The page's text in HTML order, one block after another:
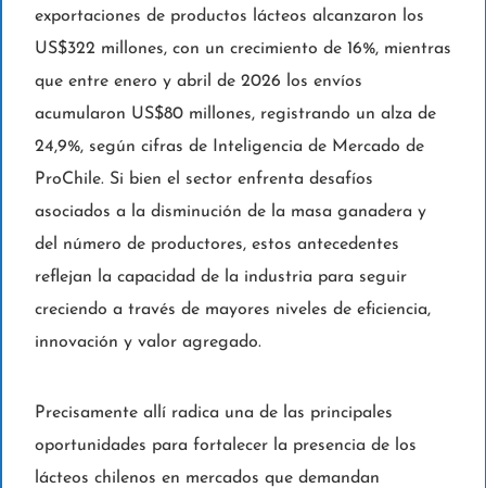
exportaciones de productos lácteos alcanzaron los
US$322 millones, con un crecimiento de 16%, mientras
que entre enero y abril de 2026 los envíos
acumularon US$80 millones, registrando un alza de
24,9%, según cifras de Inteligencia de Mercado de
ProChile. Si bien el sector enfrenta desafíos
asociados a la disminución de la masa ganadera y
del número de productores, estos antecedentes
reflejan la capacidad de la industria para seguir
creciendo a través de mayores niveles de eficiencia,
innovación y valor agregado.
Precisamente allí radica una de las principales
oportunidades para fortalecer la presencia de los
lácteos chilenos en mercados que demandan